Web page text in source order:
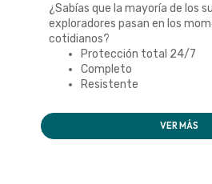
¿Sabías que la mayoría de los
exploradores pasan en los
cotidianos?
Protección total 24/7
Completo
Resistente
VER MÁS